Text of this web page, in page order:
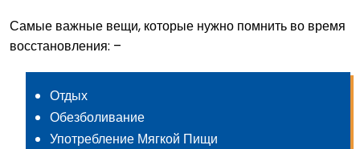
Самые важные вещи, которые нужно помнить во время
восстановления: –
Отдых
Обезболивание
Употребление Мягкой Пищи